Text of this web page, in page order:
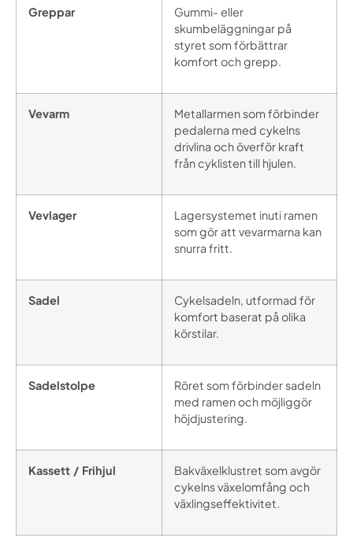
Greppar
Gummi- eller
skumbeläggningar på
styret som förbättrar
komfort och grepp.
Vevarm
Metallarmen som förbinder
pedalerna med cykelns
drivlina och överför kraft
från cyklisten till hjulen.
Vevlager
Lagersystemet inuti ramen
som gör att vevarmarna kan
snurra fritt.
Sadel
Cykelsadeln, utformad för
komfort baserat på olika
körstilar.
Sadelstolpe
Röret som förbinder sadeln
med ramen och möjliggör
höjdjustering.
Kassett / Frihjul
Bakväxelklustret som avgör
cykelns växelomfång och
växlingseffektivitet.